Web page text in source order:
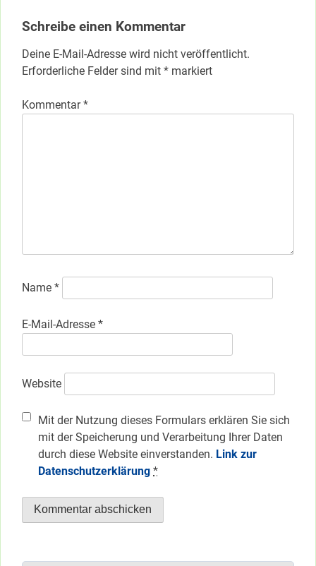
Schreibe einen Kommentar
Deine E-Mail-Adresse wird nicht veröffentlicht.
Erforderliche Felder sind mit * markiert
Kommentar*
Name *
E-Mail-Adresse *
Website
Mit der Nutzung dieses Formulars erklären Sie sich
mit der Speicherung und Verarbeitung Ihrer Daten
durch diese Website einverstanden. Link zur
Datenschutzerklärung *